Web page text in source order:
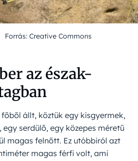
Forrás: Creative Commons
az észak-
állt, köztük egy kisgyermek,
serdülő, egy közepes méretű
magas felnőtt. Ez utóbbiról azt
magas férfi volt, ami